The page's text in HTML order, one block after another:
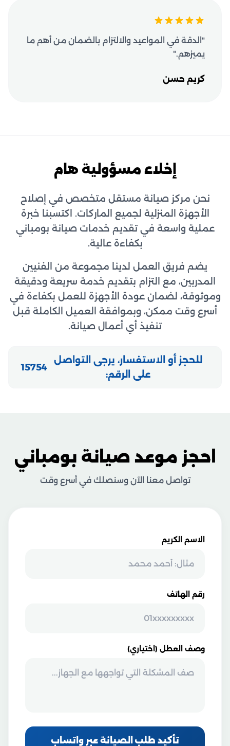
"الدقة في المواعيد والالتزام بالضمان من أهم ما
يميزهم."
كريم حسن
إخلاء مسؤولية هام
نحن مركز صيانة مستقل متخصص في إصلاح
الأجهزة المنزلية لجميع الماركات. اكتسبنا خبرة
عملية واسعة في تقديم خدمات صيانة بومباني
بكفاءة عالية.
يضم فريق العمل لدينا مجموعة من الفنيين
المدربين، مع التزام بتقديم خدمة سريعة ودقيقة
وموثوقة، لضمان عودة الأجهزة للعمل بكفاءة في
أسرع وقت ممكن، وبموافقة العميل الكاملة قبل
تنفيذ أي أعمال صيانة.
للحجز أو الاستفسار، يرجى التواصل
على الرقم:
15754
احجز موعد صيانة بومباني
تواصل معنا الآن وسنصلك في أسرع وقت
الاسم الكريم
رقم الهاتف
وصف العطل (اختياري)
تأكيد طلب الصيانة عبر واتساب